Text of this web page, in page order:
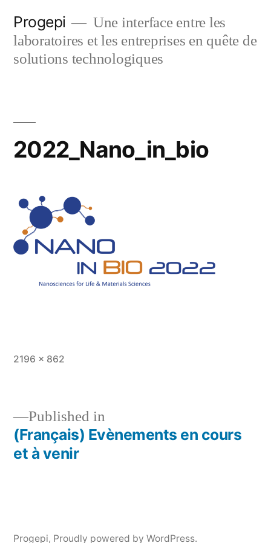
content
Progepi
Une interface entre les
laboratoires et les entreprises en quête de
solutions technologiques
2022_Nano_in_bio
Full
2196 × 862
Post
Published in
(Français) Evènements en cours
et à venir
Progepi, Proudly powered by WordPress.